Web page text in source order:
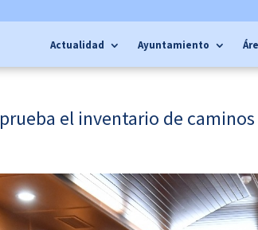
Actualidad
Ayuntamiento
el inventario de